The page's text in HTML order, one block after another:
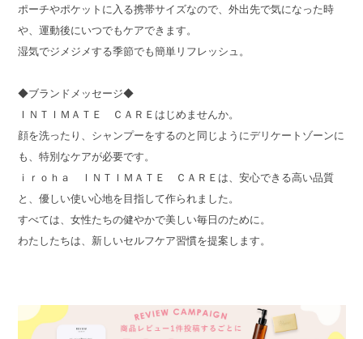
ポーチやポケットに入る携帯サイズなので、外出先で気になった時
や、運動後にいつでもケアできます。
湿気でジメジメする季節でも簡単リフレッシュ。
◆ブランドメッセージ◆
ＩＮＴＩＭＡＴＥ ＣＡＲＥはじめませんか。
顔を洗ったり、シャンプーをするのと同じようにデリケートゾーンに
も、特別なケアが必要です。
ｉｒｏｈａ ＩＮＴＩＭＡＴＥ ＣＡＲＥは、安心できる高い品質
と、優しい使い心地を目指して作られました。
すべては、女性たちの健やかで美しい毎日のために。
わたしたちは、新しいセルフケア習慣を提案します。